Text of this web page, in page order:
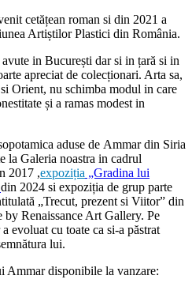
cetățean roman si din 2021 a
Artiștilor Plastici din România.
in București dar si in țară si in
apreciat de colecționari. Arta sa,
Orient, nu schimba modul in care
și a ramas modest in
aduse de Ammar din Siria
la Galeria noastra in cadrul
2017 ,expoziția „Gradina lui
din 2024 si expoziția de grup parte
„Trecut, prezent si Viitor” din
Renaissance Art Gallery. Pe
evoluat cu toate ca si-a păstrat
lui.
Ammar disponibile la vanzare: